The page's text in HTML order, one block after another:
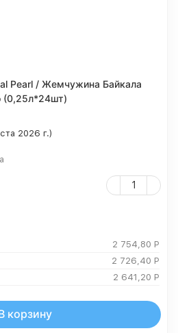
Pearl / Жемчужина Байкала
(0,25л*24шт)
2026 г.)
2 754,80 Р
2 726,40 Р
2 641,20 Р
корзину